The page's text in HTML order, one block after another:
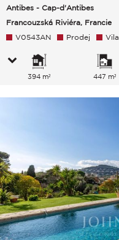
Antibes - Cap-d'Antibes
Francouzská Riviéra, Francie
V0543AN Prodej Vila
394 m² 447 m²